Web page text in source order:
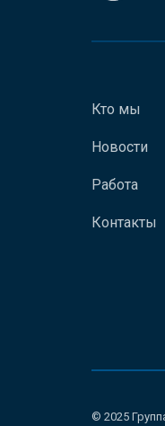
Кто мы
Новости
Работа
Контакты
© 2025